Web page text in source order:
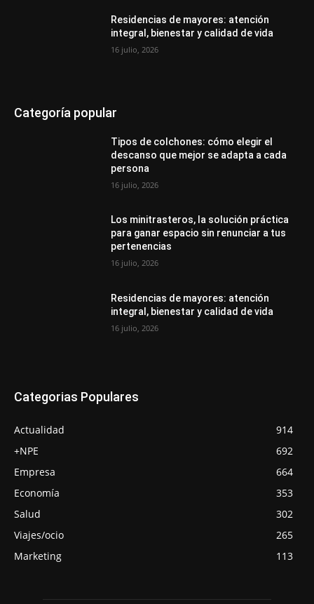
Residencias de mayores: atención
integral, bienestar y calidad de vida
16 julio, 2026
Categoría popular
Tipos de colchones: cómo elegir el
descanso que mejor se adapta a cada
persona
16 julio, 2026
Los minitrasteros, la solución práctica
para ganar espacio sin renunciar a tus
pertenencias
16 julio, 2026
Residencias de mayores: atención
integral, bienestar y calidad de vida
16 julio, 2026
Categorias Populares
Actualidad
914
+NPE
692
Empresa
664
Economía
353
Salud
302
Viajes/ocio
265
Marketing
113